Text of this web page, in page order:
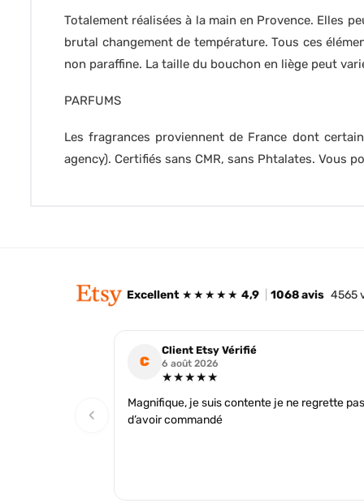
Totalement réalisées à la main en Provence. Elles
brutal changement de température. Tous ces
non paraffine. La taille du bouchon en liège peut
PARFUMS
Les fragrances proviennent de France dont
agency). Certifiés sans CMR, sans Phtalates. Vous
Excellent ★★★★★ 4,9 1068 avis 4565
‹
C
Client Etsy Vérifié
6 août 2026
★★★★★
Magnifique, je suis contente je ne regrette pas
d’avoir commandé